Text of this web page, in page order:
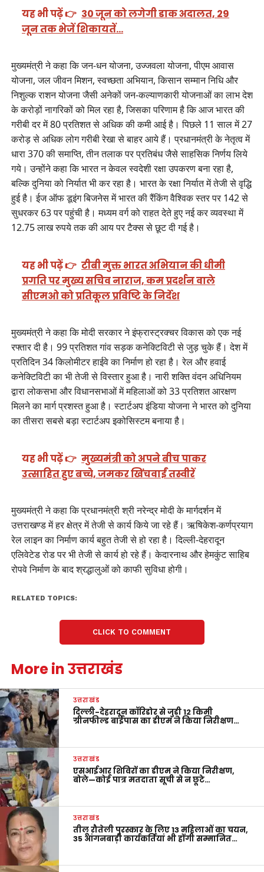
यह भी पढ़ें 👉 30 जून को लगेगी डाक अदालत, 29
जून तक भेजें शिकायतें…
मुख्यमंत्री ने कहा कि जन-धन योजना, उज्जवला योजना, पीएम आवास
योजना, जल जीवन मिशन, स्वच्छता अभियान, किसान सम्मान निधि और
निशुल्क राशन योजना जैसी अनेकों जन-कल्याणकारी योजनाओं का लाभ देश
के करोड़ों नागरिकों को मिल रहा है, जिसका परिणाम है कि आज भारत की
गरीबी दर में 80 प्रतिशत से अधिक की कमी आई है। पिछले 11 साल में 27
करोड़ से अधिक लोग गरीबी रेखा से बाहर आये हैं। प्रधानमंत्री के नेतृत्व में
धारा 370 की समाप्ति, तीन तलाक पर प्रतिबंध जैसे साहसिक निर्णय लिये
गये। उन्होंने कहा कि भारत न केवल स्वदेशी रक्षा उपकरण बना रहा है,
बल्कि दुनिया को निर्यात भी कर रहा है। भारत के रक्षा निर्यात में तेजी से वृद्धि
हुई है। ईज ऑफ डूइंग बिजनेस में भारत की रैंकिंग वैश्विक स्तर पर 142 से
सुधरकर 63 पर पहुंची है। मध्यम वर्ग को राहत देते हुए नई कर व्यवस्था में
12.75 लाख रुपये तक की आय पर टैक्स से छूट दी गई है।
यह भी पढ़ें 👉 टीबी मुक्त भारत अभियान की धीमी
प्रगति पर मुख्य सचिव नाराज, कम प्रदर्शन वाले
सीएमओ को प्रतिकूल प्रविष्टि के निर्देश
मुख्यमंत्री ने कहा कि मोदी सरकार ने इंफ्रास्ट्रक्चर विकास को एक नई
रफ्तार दी है। 99 प्रतिशत गांव सड़क कनेक्टिविटी से जुड़ चुके हैं। देश में
प्रतिदिन 34 किलोमीटर हाईवे का निर्माण हो रहा है। रेल और हवाई
कनेक्टिविटी का भी तेजी से विस्तार हुआ है। नारी शक्ति वंदन अधिनियम
द्वारा लोकसभा और विधानसभाओं में महिलाओं को 33 प्रतिशत आरक्षण
मिलने का मार्ग प्रशस्त हुआ है। स्टार्टअप इंडिया योजना ने भारत को दुनिया
का तीसरा सबसे बड़ा स्टार्टअप इकोसिस्टम बनाया है।
यह भी पढ़ें 👉 मुख्यमंत्री को अपने बीच पाकर
उत्साहित हुए बच्चे, जमकर खिंचवाईं तस्वीरें
मुख्यमंत्री ने कहा कि प्रधानमंत्री श्री नरेन्द्र मोदी के मार्गदर्शन में
उत्तराखण्ड में हर क्षेत्र में तेजी से कार्य किये जा रहे हैं। ऋषिकेश-कर्णप्रयाग
रेल लाइन का निर्माण कार्य बहुत तेजी से हो रहा है। दिल्ली-देहरादून
एलिवेटेड रोड पर भी तेजी से कार्य हो रहे हैं। केदारनाथ और हेमकुंट साहिब
रोपवे निर्माण के बाद श्रद्धालुओं को काफी सुविधा होगी।
RELATED TOPICS:
CLICK TO COMMENT
More in उत्तराखंड
उत्तराखंड
दिल्ली-देहरादून कॉरिडोर से जुड़ी 12 किमी
ग्रीनफील्ड बाईपास का डीएम ने किया निरीक्षण…
उत्तराखंड
एसआईआर शिविरों का डीएम ने किया निरीक्षण,
बोले—कोई पात्र मतदाता सूची से न छूटे…
उत्तराखंड
तीलू रौतेली पुरस्कार के लिए 13 महिलाओं का चयन,
35 आंगनबाड़ी कार्यकर्तियां भी होंगी सम्मानित…